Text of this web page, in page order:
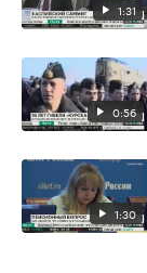
1:31
0:56
1:30